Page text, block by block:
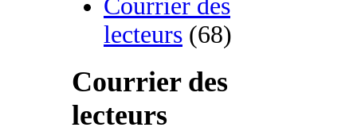
Courrier des
lecteurs (68)
Courrier des
lecteurs